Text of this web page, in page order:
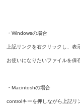
・Windowsの場合
上記リンクを右クリックし、
お使いになりたいファイルを保
・Macintoshの場合
controlキーを押しながら上記リ